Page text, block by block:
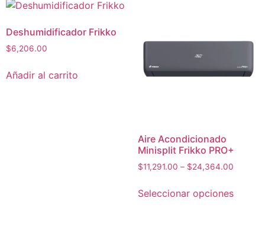
Deshumidificador Frikko
$6,206.00
Añadir al carrito
Aire Acondicionado
Minisplit Frikko PRO+
$11,291.00 – $24,364.00
Seleccionar opciones